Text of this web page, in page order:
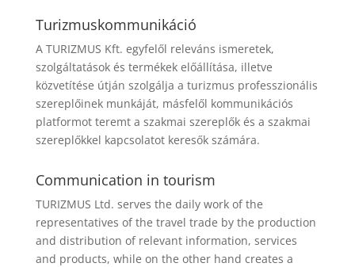
Turizmuskommunikáció
A TURIZMUS Kft. egyfelől releváns ismeretek,
szolgáltatások és termékek előállítása, illetve
közvetítése útján szolgálja a turizmus professzionális
szereplőinek munkáját, másfelől kommunikációs
platformot teremt a szakmai szereplők és a szakmai
szereplőkkel kapcsolatot keresők számára.
Communication in tourism
TURIZMUS Ltd. serves the daily work of the
representatives of the travel trade by the production
and distribution of relevant information, services
and products, while on the other hand creates a